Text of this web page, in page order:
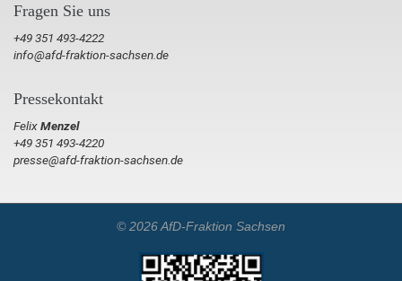
Fragen Sie uns
+49 351 493-4222
info@afd-fraktion-sachsen.de
Pressekontakt
FelixMenzel
+49 351 493-4220
presse@afd-fraktion-sachsen.de
© 2026 AfD-Fraktion Sachsen